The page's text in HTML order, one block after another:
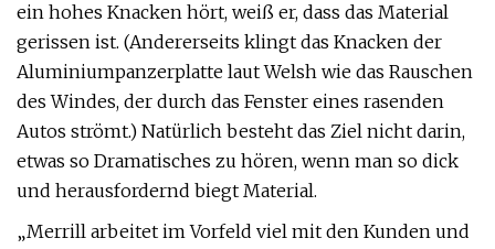
ein hohes Knacken hört, weiß er, dass das Material
gerissen ist. (Andererseits klingt das Knacken der
Aluminiumpanzerplatte laut Welsh wie das Rauschen
des Windes, der durch das Fenster eines rasenden
Autos strömt.) Natürlich besteht das Ziel nicht darin,
etwas so Dramatisches zu hören, wenn man so dick
und herausfordernd biegt Material.
„Merrill arbeitet im Vorfeld viel mit den Kunden und